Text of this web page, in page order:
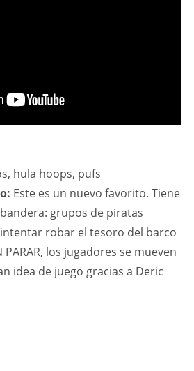
hula hoops, pufs
Este es un nuevo favorito. Tiene
grupos de piratas
robar el tesoro del barco
PARAR, los jugadores se mueven
idea de juego gracias a Deric